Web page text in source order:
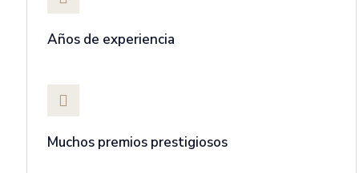
Años de experiencia
Muchos premios prestigiosos